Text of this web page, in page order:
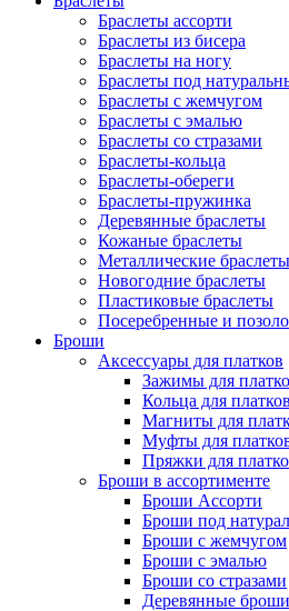
Браслеты ассорти
Браслеты из бисера
Браслеты на ногу
Браслеты под
Браслеты с жемчугом
Браслеты с эмалью
Браслеты со стразами
Браслеты-кольца
Браслеты-обереги
Браслеты-пружинка
Деревянные браслеты
Кожаные браслеты
Металлические браслеты
Новогодние браслеты
Пластиковые браслеты
Посеребренные и
Броши
Аксессуары для платков
Зажимы для
Кольца для платков
Магниты для
Муфты для
Пряжки для
Броши в ассортименте
Броши Ассорти
Броши под
Броши с жемчугом
Броши с эмалью
Броши со стразами
Деревянные броши